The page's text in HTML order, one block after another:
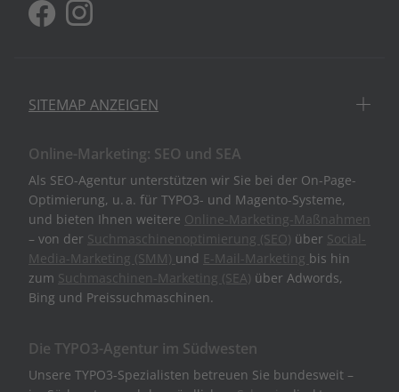
SITEMAP ANZEIGEN
Online-Marketing: SEO und SEA
Als SEO-Agentur unterstützen wir Sie bei der On-Page-
Optimierung, u. a. für TYPO3- und Magento-Systeme,
und bieten Ihnen weitere Online-Marketing-Maßnahmen
– von der Suchmaschinenoptimierung (SEO) über Social-
Media-Marketing (SMM) und E-Mail-Marketing bis hin
zum Suchmaschinen-Marketing (SEA) über Adwords,
Bing und Preissuchmaschinen.
Die TYPO3-Agentur im Südwesten
Unsere TYPO3-Spezialisten betreuen Sie bundesweit –